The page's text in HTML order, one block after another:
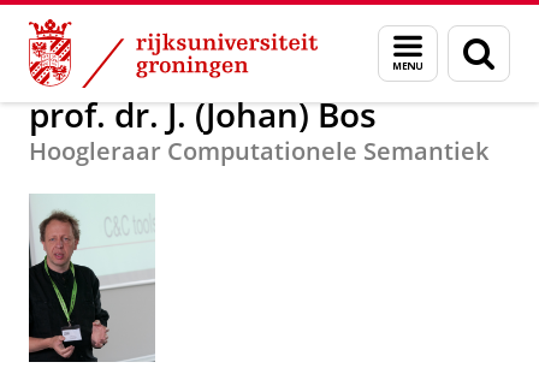
Skip
Content
Skip
Navigation
Menu
en
zoeken
Over ons prof. dr. J. (Johan) Bos
prof. dr. J. (Johan) Bos
Hoogleraar Computationele Semantiek